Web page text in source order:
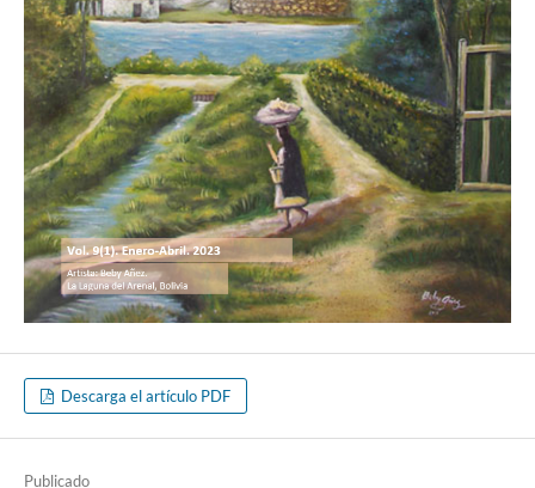
Descarga el artículo PDF
Publicado